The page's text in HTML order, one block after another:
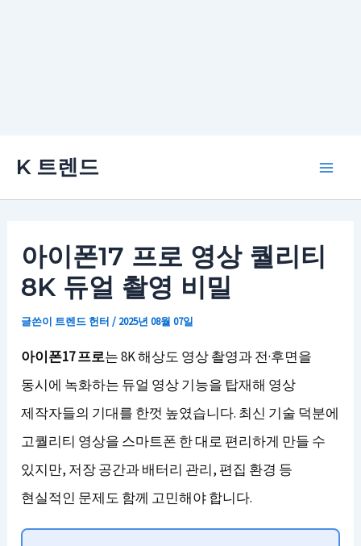
K 트렌드
아이폰17 프로 영상 퀄리티
8K 듀얼 촬영 비밀
글쓴이 트렌드 헌터/ 2025년 08월 07일
아이폰17 프로는 8K 해상도 영상 촬영과 전·후면을
동시에 녹화하는 듀얼 영상 기능을 탑재해 영상
제작자들의 기대를 한껏 높였습니다. 최신 기술 덕분에
고퀄리티 영상을 스마트폰 한 대로 편리하게 만들 수
있지만, 저장 공간과 배터리 관리, 편집 환경 등
현실적인 문제도 함께 고민해야 합니다.